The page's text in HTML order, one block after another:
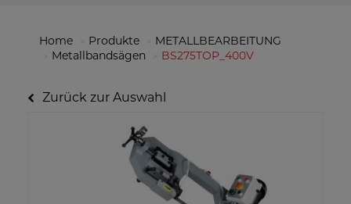
Home Produkte
METALLBEARBEITUNG
Metallbandsägen
BS275TOP_400V
Zurück zur Auswahl